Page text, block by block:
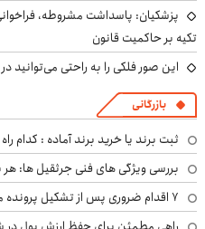
پزشکیان: پاسداشت مشروطه،
تکیه بر حاکمیت قانون
این صور فلکی را به راحتی
بازرگانی
ثبت برند یا خرید برند آماده : کدام
بررسی ویژگی های فنی جرثقیل ها: هر
۷ اقدام ضروری پس از تشکیل پرونده مواد مخدر؛ راهنمای خانواده‌ها